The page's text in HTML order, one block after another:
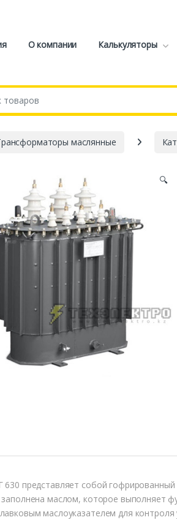
О компании Калькуляторы
маслянные
🔍
630 представляет собой
заполнена маслом, которое выполняет
маслоуказателем для